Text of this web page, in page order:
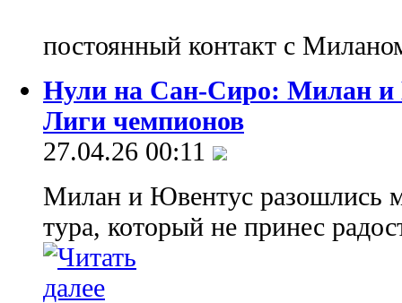
постоянный контакт с
Нули на Сан-Сиро: Милан и
Лиги чемпионов
27.04.26 00:11
Милан и Ювентус разошлись
тура, который не принес